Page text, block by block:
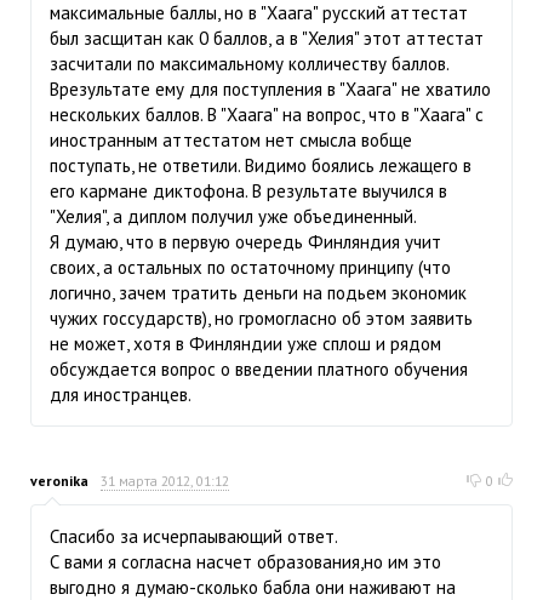
максимальные баллы, но в "Хаага" русский аттестат
был засщитан как 0 баллов, а в "Хелия" этот аттестат
засчитали по максимальному колличеству баллов.
Врезультате ему для поступления в "Хаага" не хватило
нескольких баллов. В "Хаага" на вопрос, что в "Хаага" с
иностранным аттестатом нет смысла вобще
поступать, не ответили. Видимо боялись лежащего в
его кармане диктофона. В результате выучился в
"Хелия", а диплом получил уже объединенный.
Я думаю, что в первую очередь Финляндия учит
своих, а остальных по остаточному принципу (что
логично, зачем тратить деньги на подьем экономик
чужих госсударств), но громогласно об этом заявить
не может, хотя в Финляндии уже сплош и рядом
обсуждается вопрос о введении платного обучения
для иностранцев.
veronika 31 марта 2012, 01:12 0
Спасибо за исчерпаывающий ответ.
С вами я согласна насчет образования,но им это
выгодно я думаю-сколько бабла они наживают на